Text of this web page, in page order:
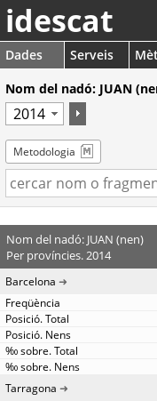
idescat
Dades Serveis
Nom del nadó: JUAN
Metodologia
Nom del nadó: JUAN (nen)
Per províncies. 2014
Barcelona
Tarragona